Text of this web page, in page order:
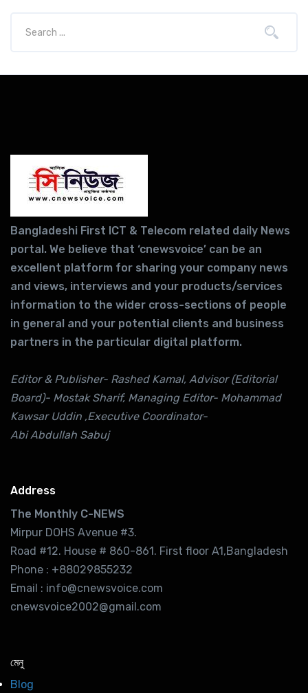
Bangladeshi First ICT & Telecom related daily News
portal. We believe that ‘cnewsvoice’ can be an
excellent platform for sharing your company news
and views, interviews and your products/services
information to the wider cross-sections of people
in general and your potential clients and business
partners in the particular digital platform.
Editor & Publisher- Rashed Kamal, Advisor (Editorial
Board)- Mostak Sharif, Managing Editor- Mohammad
Kawsar Uddin ,Executive Coordinator-
Abi Abdullah Sabuj
Address
The Monthly C-NEWS
Mirpur DOHS Avenue #3.
Road #12. House # 860-861. First floor A1,Bangladesh
Phone : +88029855232
Email : info@cnewsvoice.com
cnewsvoice2002@gmail.com
মেনু
Blog